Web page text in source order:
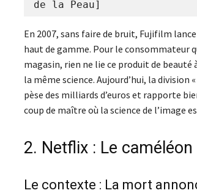
En 2007, sans faire de bruit, Fujifilm lance
haut de gamme. Pour le consommateur
magasin, rien ne lie ce produit de
la même science. Aujourd’hui, la
pèse des milliards d’euros et rapporte
coup de maître où la science de l’image
2. Netflix : Le
Le contexte : La mort